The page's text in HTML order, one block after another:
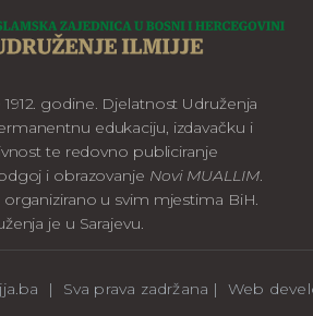
godine. Djelatnost Udruženja
edukaciju, izdavačku i
te redovno publiciranje
i obrazovanje Novi MUALLIM.
organizirano u svim mjestima BiH.
je u Sarajevu.
| Sva prava zadržana | Web